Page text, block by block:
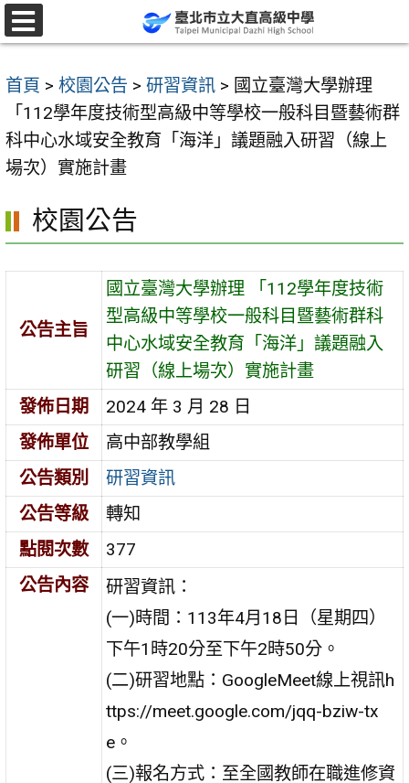
跳
至
要
容
區
首頁 > 校園公告 > 研習資訊 > 國立臺灣大學辦理
「112學年度技術型高級中等學校一般科目暨藝術群
科中心水域安全教育「海洋」議題融入研習（線上
場次）實施計畫
校園公告
公告主旨
國立臺灣大學辦理 「112學年度技術
型高級中等學校一般科目暨藝術群科
中心水域安全教育「海洋」議題融入
研習（線上場次）實施計畫
發佈日期
2024 年 3 月 28 日
發佈單位
高中部教學組
公告類別
研習資訊
公告等級
轉知
點閱次數
377
公告內容
研習資訊：
(一)時間：113年4月18日（星期四）
下午1時20分至下午2時50分。
(二)研習地點：GoogleMeet線上視訊h
ttps://meet.google.com/jqq-bziw-tx
e。
(三)報名方式：至全國教師在職進修資
選
單